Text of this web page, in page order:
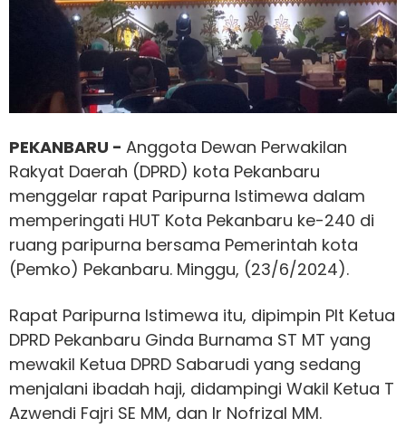
PEKANBARU - Anggota Dewan Perwakilan
Rakyat Daerah (DPRD) kota Pekanbaru
menggelar rapat Paripurna Istimewa dalam
memperingati HUT Kota Pekanbaru ke-240 di
ruang paripurna bersama Pemerintah kota
(Pemko) Pekanbaru. Minggu, (23/6/2024).
Rapat Paripurna Istimewa itu, dipimpin Plt Ketua
DPRD Pekanbaru Ginda Burnama ST MT yang
mewakil Ketua DPRD Sabarudi yang sedang
menjalani ibadah haji, didampingi Wakil Ketua T
Azwendi Fajri SE MM, dan Ir Nofrizal MM.